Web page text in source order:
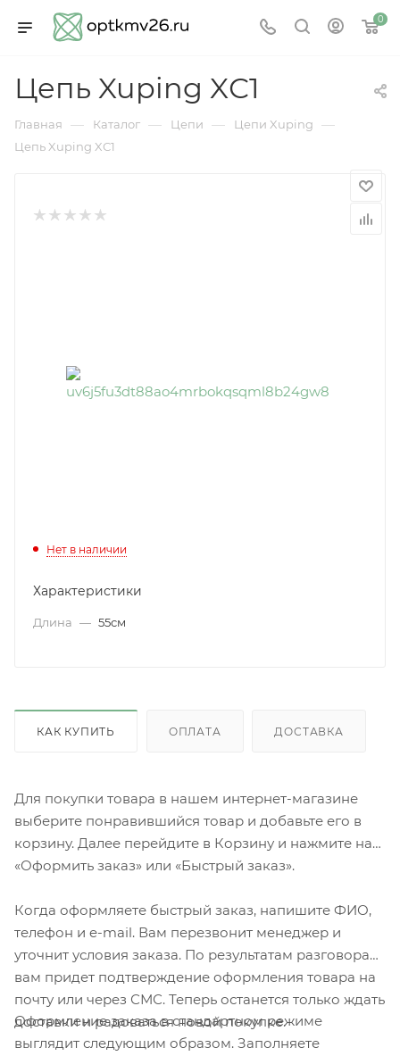
0
Цепь Xuping XС1
Главная — Каталог — Цепи — Цепи Xuping —
Цепь Xuping XС1
Нет в наличии
Характеристики
Длина — 55см
КАК КУПИТЬ ОПЛАТА ДОСТАВКА
Для покупки товара в нашем интернет-магазине
выберите понравившийся товар и добавьте его в
корзину. Далее перейдите в Корзину и нажмите на
«Оформить заказ» или «Быстрый заказ».
Когда оформляете быстрый заказ, напишите ФИО,
телефон и e-mail. Вам перезвонит менеджер и
уточнит условия заказа. По результатам разговора
вам придет подтверждение оформления товара на
почту или через СМС. Теперь останется только ждать
доставки и радоваться новой покупке.
Оформление заказа в стандартном режиме
выглядит следующим образом. Заполняете